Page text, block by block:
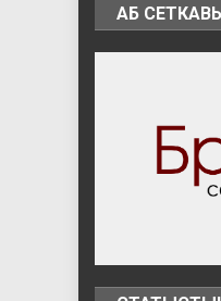
АБ